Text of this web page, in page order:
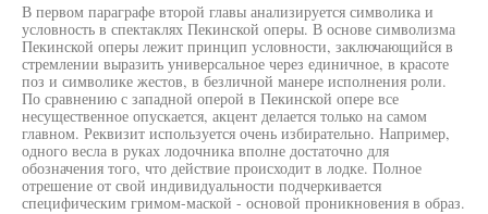
В первом параграфе второй главы анализируется символика и
условность в спектаклях Пекинской оперы. В основе символизма
Пекинской оперы лежит принцип условности, заключающийся в
стремлении выразить универсальное через единичное, в красоте
поз и символике жестов, в безличной манере исполнения роли.
По сравнению с западной оперой в Пекинской опере все
несущественное опускается, акцент делается только на самом
главном. Реквизит используется очень избирательно. Например,
одного весла в руках лодочника вполне достаточно для
обозначения того, что действие происходит в лодке. Полное
отрешение от свой индивидуальности подчеркивается
специфическим гримом-маской - основой проникновения в образ.